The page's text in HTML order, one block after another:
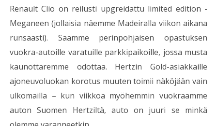
Renault Clio on reilusti upgreidattu limited edition -
Meganeen (jollaisia näemme Madeiralla viikon aikana
runsaasti). Saamme perinpohjaisen opastuksen
vuokra-autoille varatuille parkkipaikoille, jossa musta
kaunottaremme odottaa. Hertzin Gold-asiakkaille
ajoneuvoluokan korotus muuten toimii näköjään vain
ulkomailla – kun viikkoa myöhemmin vuokraamme
auton Suomen Hertziltä, auto on juuri se minkä